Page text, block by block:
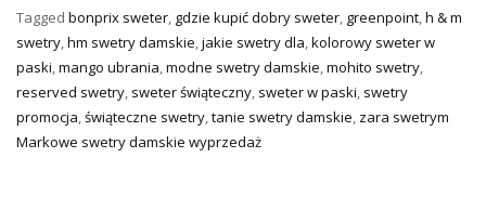
Tagged bonprix sweter, gdzie kupić dobry sweter, greenpoint,h & m
swetry,hm swetry damskie,jakie swetry dla,kolorowy sweter w
paski,mango ubrania,modne swetry damskie,mohito swetry,
reserved swetry, sweter świąteczny, sweter w paski, swetry
promocja,świąteczne swetry,tanie swetry damskie, zara swetrym
Markowe swetry damskie wyprzedaż